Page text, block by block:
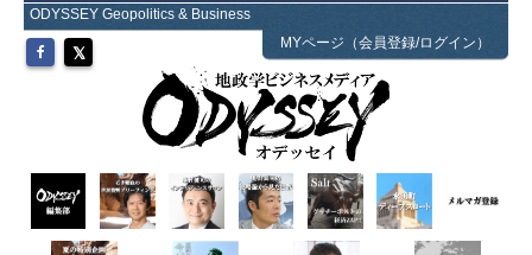
ODYSSEY Geopolitics & Business
MYページ（会員登録/ログイン）